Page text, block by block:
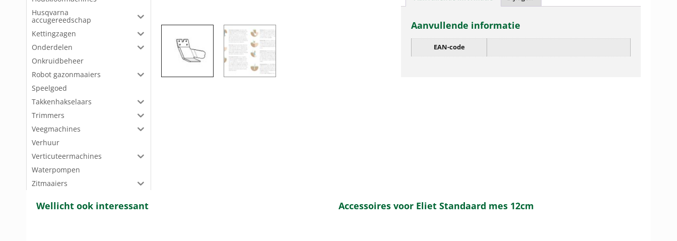
Husqvarna
accugereedschap
Kettingzagen
Onderdelen
Onkruidbeheer
Robot gazonmaaiers
Speelgoed
Takkenhakselaars
Trimmers
Veegmachines
Verhuur
Verticuteermachines
Waterpompen
Zitmaaiers
Aanvullende informatie
EAN-code
Wellicht ook interessant Accessoires voor Eliet Standaard mes 12cm